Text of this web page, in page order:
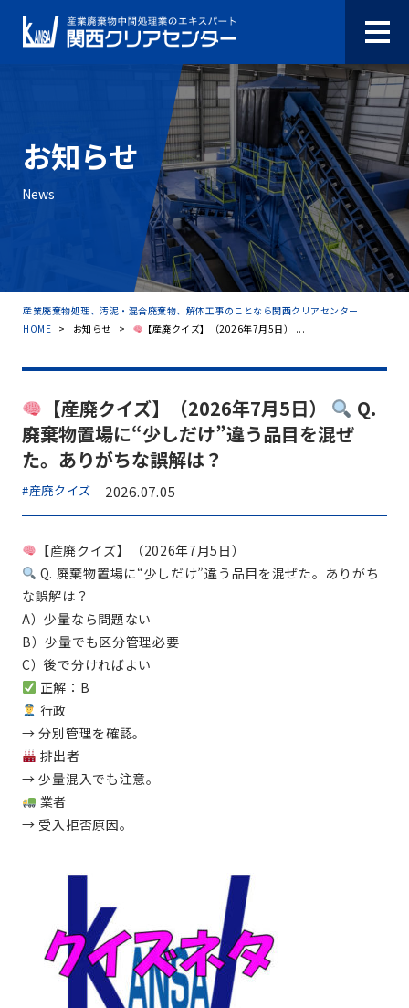
お知らせ
News
産業廃棄物処理、汚泥・混合廃棄物、解体工事のことなら関西クリアセンター
HOME > お知らせ > 【産廃クイズ】（2026年7月5日） ...
【産廃クイズ】（2026年7月5日）
Q.
廃棄物置場に“少しだけ”違う品目を混ぜ
た。ありがちな誤解は？
#産廃クイズ 2026.07.05
【産廃クイズ】（2026年7月5日）
Q. 廃棄物置場に“少しだけ”違う品目を混ぜた。ありがち
な誤解は？
A）少量なら問題ない
B）少量でも区分管理必要
C）後で分ければよい
正解：B
行政
→ 分別管理を確認。
排出者
→ 少量混入でも注意。
業者
→ 受入拒否原因。